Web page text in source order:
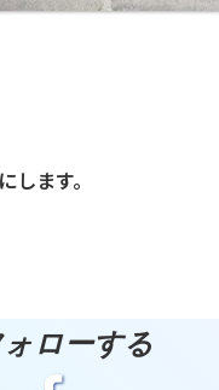
ます。
ローする